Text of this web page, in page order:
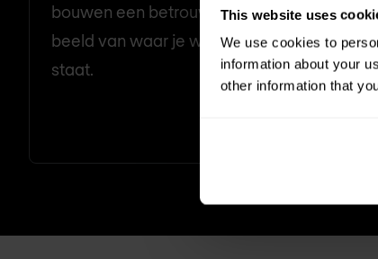
This website uses
We use cookies to
information about your
other information that
bouwen een betrouwbaar
beeld van waar je werkelijk
staat.